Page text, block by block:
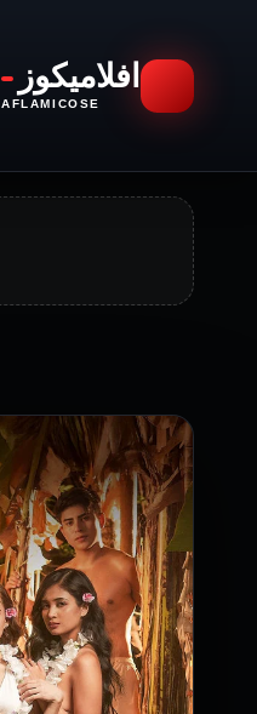
افلاميكوز
AFLAMICOSE